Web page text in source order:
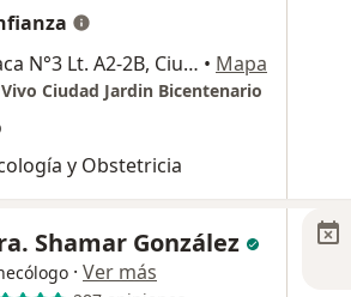
Av. Bordo de Xochiaca N°3 Lt. A2-2B, Ciudad Jardín Bicentenario, Nezahualcóyotl • Mapa
Ciudad Jardin Bicentenario
y Obstetricia
Shamar González
· Ver más